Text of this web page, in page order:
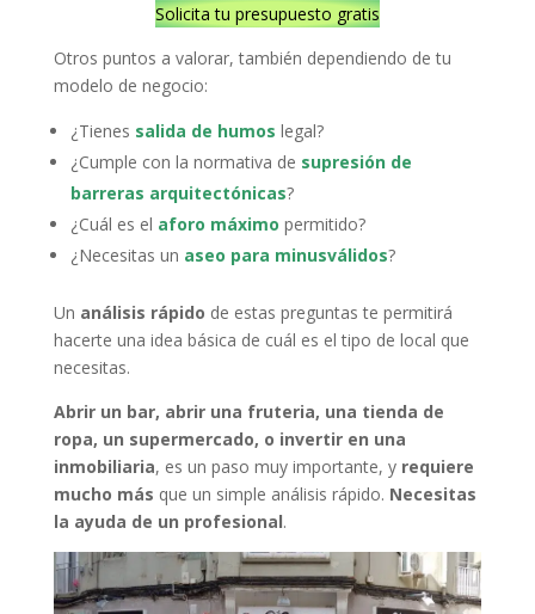
Solicita tu presupuesto gratis
Otros puntos a valorar, también dependiendo de tu
modelo de negocio:
¿Tienes salida de humos legal?
¿Cumple con la normativa de supresión de
barreras arquitectónicas?
¿Cuál es el aforo máximo permitido?
¿Necesitas un aseo para minusválidos?
Un análisis rápido de estas preguntas te permitirá
hacerte una idea básica de cuál es el tipo de local que
necesitas.
Abrir un bar, abrir una fruteria, una tienda de
ropa, un supermercado, o invertir en una
inmobiliaria, es un paso muy importante, y requiere
mucho más que un simple análisis rápido. Necesitas
la ayuda de un profesional.